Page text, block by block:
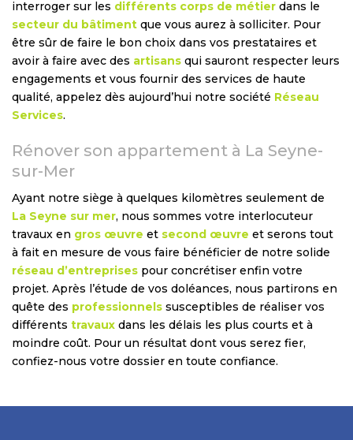
interroger sur les différents corps de métier dans le
secteur du bâtiment que vous aurez à solliciter. Pour
être sûr de faire le bon choix dans vos prestataires et
avoir à faire avec des artisans qui sauront respecter leurs
engagements et vous fournir des services de haute
qualité, appelez dès aujourd’hui notre société Réseau
Services.
Rénover son appartement à La Seyne-
sur-Mer
Ayant notre siège à quelques kilomètres seulement de
La Seyne sur mer, nous sommes votre interlocuteur
travaux en gros œuvre et second œuvre et serons tout
à fait en mesure de vous faire bénéficier de notre solide
réseau d’entreprises pour concrétiser enfin votre
projet. Après l’étude de vos doléances, nous partirons en
quête des professionnels susceptibles de réaliser vos
différents travaux dans les délais les plus courts et à
moindre coût. Pour un résultat dont vous serez fier,
confiez-nous votre dossier en toute confiance.